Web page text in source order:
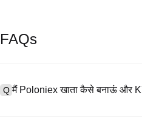
FAQs
Q मैं Poloniex खाता कैसे बनाऊं और